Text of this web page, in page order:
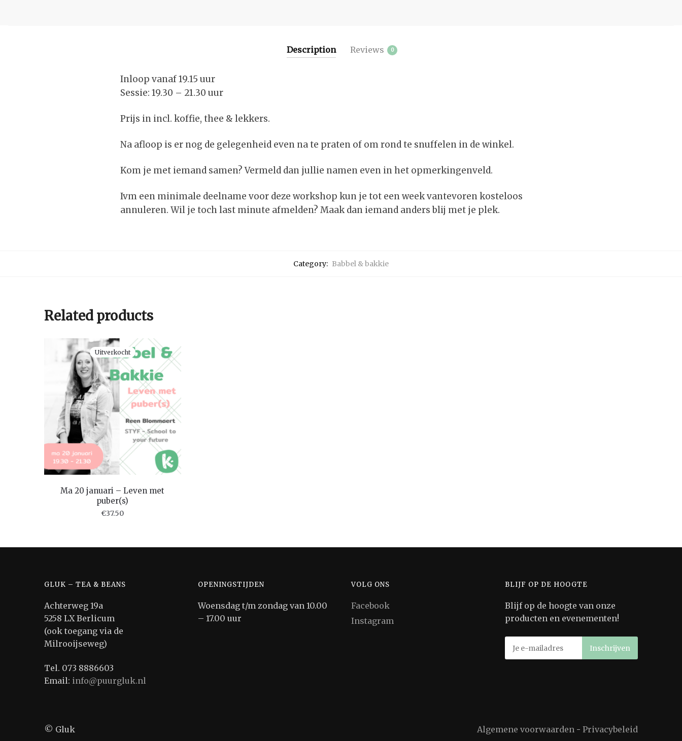
Description Reviews 0
Inloop vanaf 19.15 uur
Sessie: 19.30 – 21.30 uur
Prijs in incl. koffie, thee & lekkers.
Na afloop is er nog de gelegenheid even na te praten of om rond te snuffelen in de winkel.
Kom je met iemand samen? Vermeld dan jullie namen even in het opmerkingenveld.
Ivm een minimale deelname voor deze workshop kun je tot een week vantevoren kosteloos
annuleren. Wil je toch last minute afmelden? Maak dan iemand anders blij met je plek.
Category: Babbel & bakkie
Related products
Uitverkocht
Ma 20 januari – Leven met
puber(s)
€37.50
GLUK – TEA & BEANS
Achterweg 19a
5258 LX Berlicum
(ook toegang via de
Milrooijseweg)
Tel. 073 8886603
Email: info@puurgluk.nl
OPENINGSTIJDEN
Woensdag t/m zondag van 10.00
– 17.00 uur
VOLG ONS
Facebook
Instagram
BLIJF OP DE HOOGTE
Blijf op de hoogte van onze
producten en evenementen!
© Gluk Algemene voorwaarden - Privacybeleid